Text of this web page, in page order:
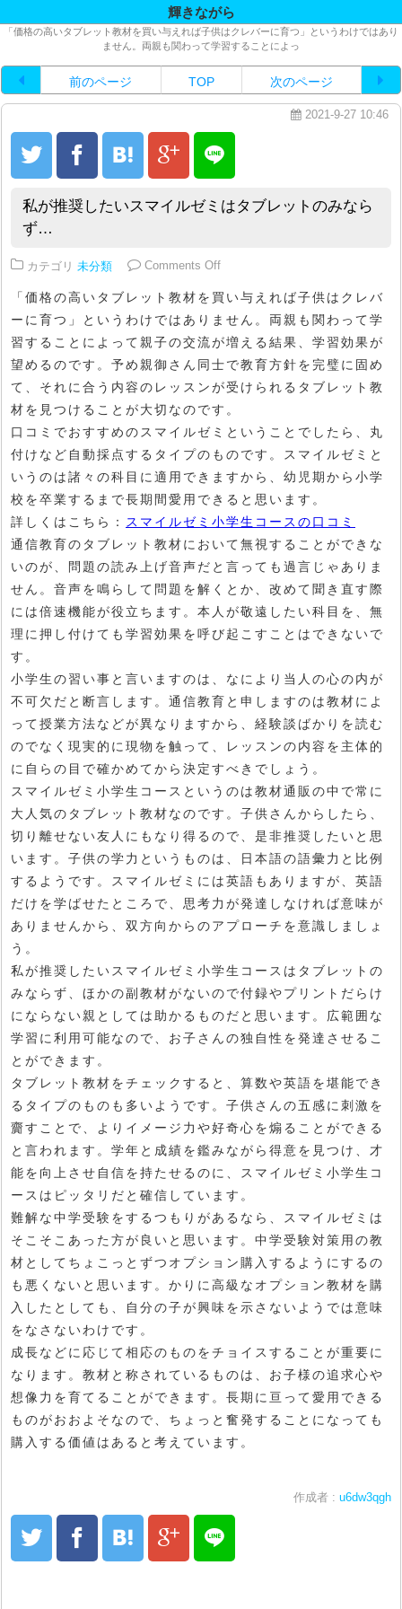
輝きながら
「価格の高いタブレット教材を買い与えれば子供はクレバーに育つ」というわけではあり
ません。両親も関わって学習することによっ
前のページ TOP 次のページ
2021-9-27 10:46
私が推奨したいスマイルゼミはタブレットのみなら
ず…
カテゴリ 未分類 Comments Offon 私が推奨したいスマイルゼミ
「価格の高いタブレット教材を買い与えれば子供はクレバ
ーに育つ」というわけではありません。両親も関わって学
習することによって親子の交流が増える結果、学習効果が
望めるのです。予め親御さん同士で教育方針を完璧に固め
て、それに合う内容のレッスンが受けられるタブレット教
材を見つけることが大切なのです。
口コミでおすすめのスマイルゼミということでしたら、丸
付けなど自動採点するタイプのものです。スマイルゼミと
いうのは諸々の科目に適用できますから、幼児期から小学
校を卒業するまで長期間愛用できると思います。
詳しくはこちら：
スマイルゼミ小学生コースの口コミ
通信教育のタブレット教材において無視することができな
いのが、問題の読み上げ音声だと言っても過言じゃありま
せん。音声を鳴らして問題を解くとか、改めて聞き直す際
には倍速機能が役立ちます。本人が敬遠したい科目を、無
理に押し付けても学習効果を呼び起こすことはできないで
す。
小学生の習い事と言いますのは、なにより当人の心の内が
不可欠だと断言します。通信教育と申しますのは教材によ
って授業方法などが異なりますから、経験談ばかりを読む
のでなく現実的に現物を触って、レッスンの内容を主体的
に自らの目で確かめてから決定すべきでしょう。
スマイルゼミ小学生コースというのは教材通販の中で常に
大人気のタブレット教材なのです。子供さんからしたら、
切り離せない友人にもなり得るので、是非推奨したいと思
います。子供の学力というものは、日本語の語彙力と比例
するようです。スマイルゼミには英語もありますが、英語
だけを学ばせたところで、思考力が発達しなければ意味が
ありませんから、双方向からのアプローチを意識しましょ
う。
私が推奨したいスマイルゼミ小学生コースはタブレットの
みならず、ほかの副教材がないので付録やプリントだらけ
にならない親としては助かるものだと思います。広範囲な
学習に利用可能なので、お子さんの独自性を発達させるこ
とができます。
タブレット教材をチェックすると、算数や英語を堪能でき
るタイプのものも多いようです。子供さんの五感に刺激を
齎すことで、よりイメージ力や好奇心を煽ることができる
と言われます。学年と成績を鑑みながら得意を見つけ、才
能を向上させ自信を持たせるのに、スマイルゼミ小学生コ
ースはピッタリだと確信しています。
難解な中学受験をするつもりがあるなら、スマイルゼミは
そこそこあった方が良いと思います。中学受験対策用の教
材としてちょこっとずつオプション購入するようにするの
も悪くないと思います。かりに高級なオプション教材を購
入したとしても、自分の子が興味を示さないようでは意味
をなさないわけです。
成長などに応じて相応のものをチョイスすることが重要に
なります。教材と称されているものは、お子様の追求心や
想像力を育てることができます。長期に亘って愛用できる
ものがおおよそなので、ちょっと奮発することになっても
購入する価値はあると考えています。
作成者 : u6dw3qgh